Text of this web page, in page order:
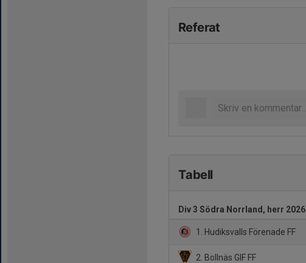
Referat
Tabell
Div 3 Södra Norrland, herr 2026
1. Hudiksvalls Förenade FF
2. Bollnäs GIF FF